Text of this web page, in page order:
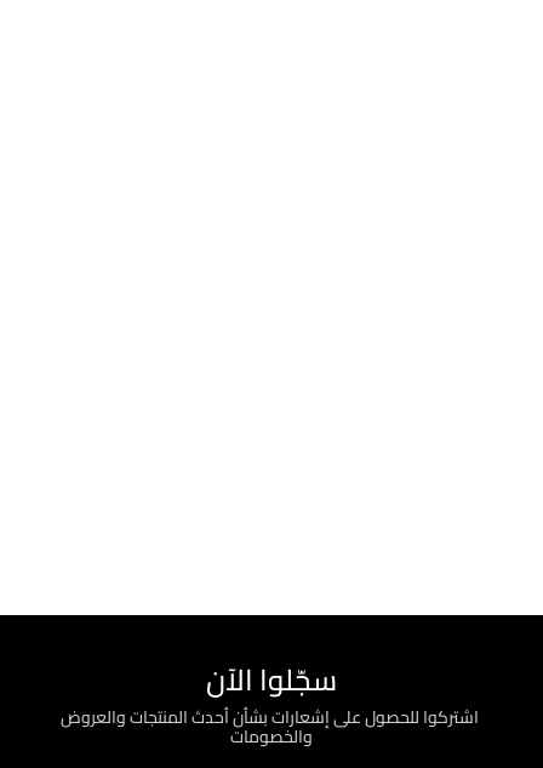
سجّلوا الآن
؜ اشتركوا للحصول على إشعارات بشأن أحدث المنتجات والعروض
والخصومات